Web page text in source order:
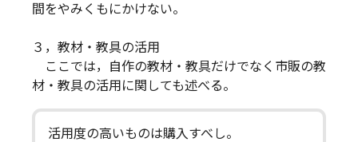
間をやみくもにかけない。
３，教材・教具の活用
ここでは，自作の教材・教具だけでなく市販の教
材・教具の活用に関しても述べる。
活用度の高いものは購入すべし。